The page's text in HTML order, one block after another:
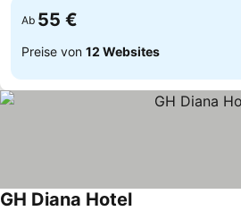
Ab 55 €
Preise von 12 Websites
GH Diana Hotel